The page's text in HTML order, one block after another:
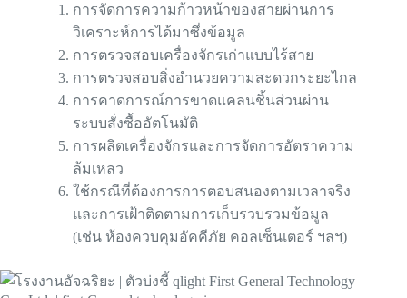
การจัดการความก้าวหน้าของสายผ่านการ
วิเคราะห์การได้มาซึ่งข้อมูล
การตรวจสอบเครื่องจักรเก่าแบบไร้สาย
การตรวจสอบสิ่งอำนวยความสะดวกระยะไกล
การคาดการณ์การขาดแคลนชิ้นส่วนผ่าน
ระบบสั่งซื้ออัตโนมัติ
การผลิตเครื่องจักรและการจัดการอัตราความ
ล้มเหลว
ใช้กรณีที่ต้องการการตอบสนองตามเวลาจริง
และการเฝ้าติดตามการเก็บรวบรวมข้อมูล
(เช่น ห้องควบคุมอัคคีภัย คอลเซ็นเตอร์ ฯลฯ)